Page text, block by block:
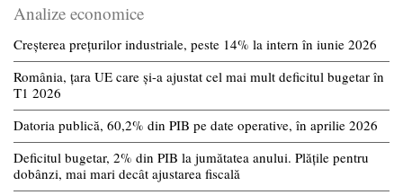
Analize economice
Creșterea prețurilor industriale, peste 14% la intern în iunie 2026
România, țara UE care și-a ajustat cel mai mult deficitul bugetar în
T1 2026
Datoria publică, 60,2% din PIB pe date operative, în aprilie 2026
Deficitul bugetar, 2% din PIB la jumătatea anului. Plățile pentru
dobânzi, mai mari decât ajustarea fiscală